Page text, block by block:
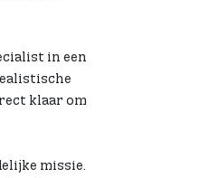
in een
klaar om
missie.